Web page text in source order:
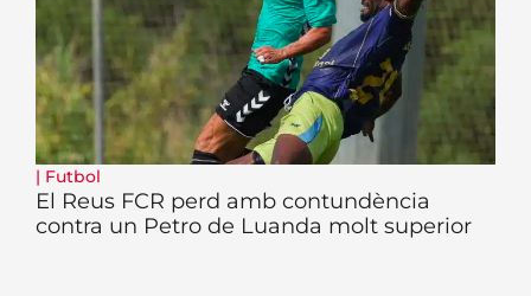
| Futbol
El Reus FCR perd amb contundència
contra un Petro de Luanda molt superior